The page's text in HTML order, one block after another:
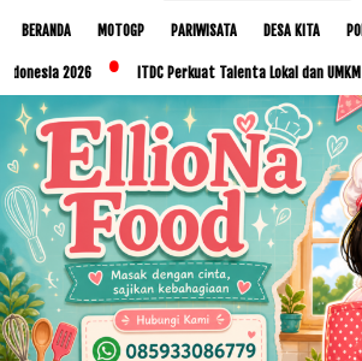
BERANDA MOTOGP PARIWISATA DESA KITA
2026 ITDC Perkuat Talenta Lokal dan UMKM Lewat